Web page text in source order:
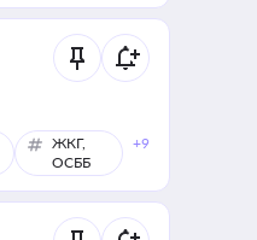
ЖКГ,
ОСББ
+9